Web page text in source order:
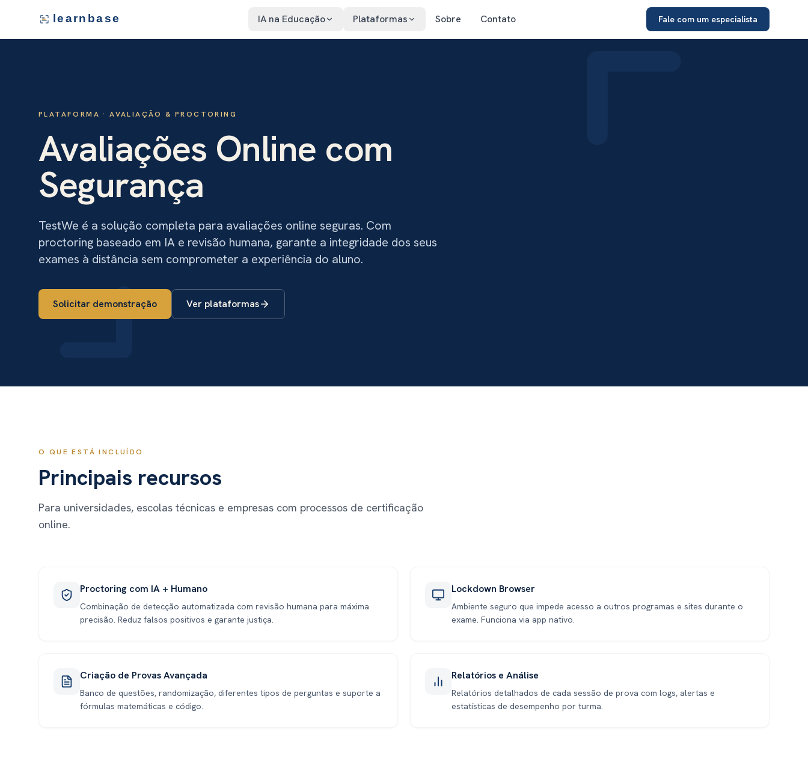
learnbase IA na Educação Plataformas Sobre Contato Fale com um especialista
PLATAFORMA ·AVALIAÇÃO & PROCTORING
Avaliações Online com
Segurança
TestWe é a solução completa para avaliações online seguras. Com
proctoring baseado em IA e revisão humana, garante a integridade dos seus
exames à distância sem comprometer a experiência do aluno.
Solicitar demonstração Ver plataformas
O QUE ESTÁ INCLUÍDO
Principais recursos
Para universidades, escolas técnicas e empresas com processos de certificação
online.
Proctoring com IA + Humano
Combinação de detecção automatizada com revisão humana para máxima
precisão. Reduz falsos positivos e garante justiça.
Lockdown Browser
Ambiente seguro que impede acesso a outros programas e sites durante o
exame. Funciona via app nativo.
Criação de Provas Avançada
Banco de questões, randomização, diferentes tipos de perguntas e suporte a
fórmulas matemáticas e código.
Relatórios e Análise
Relatórios detalhados de cada sessão de prova com logs, alertas e
estatísticas de desempenho por turma.